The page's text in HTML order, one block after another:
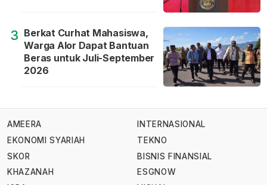
3 Berkat Curhat Mahasiswa,
Warga Alor Dapat Bantuan
Beras untuk Juli-September
2026
AMEERA
EKONOMI SYARIAH
SKOR
KHAZANAH
INTERNASIONAL
TEKNO
BISNIS FINANSIAL
ESGNOW